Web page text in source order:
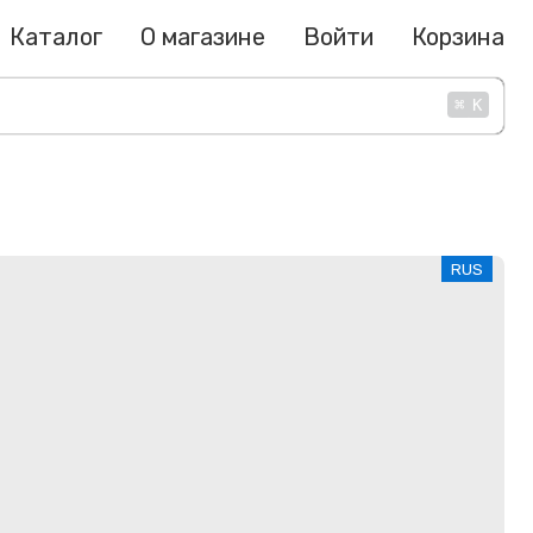
Каталог О магазине Войти Корзина
⌘ K
RUS